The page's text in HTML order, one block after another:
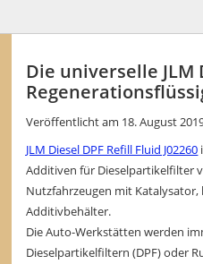
Die universelle JLM
Veröffentlicht am 18. August
JLM Diesel DPF Refill Fluid J02260
Additiven für Dieselpartikelfilter
Nutzfahrzeugen mit
Additivbehälter.
Die Auto-Werkstätten werden
Dieselpartikelfiltern (DPF) oder